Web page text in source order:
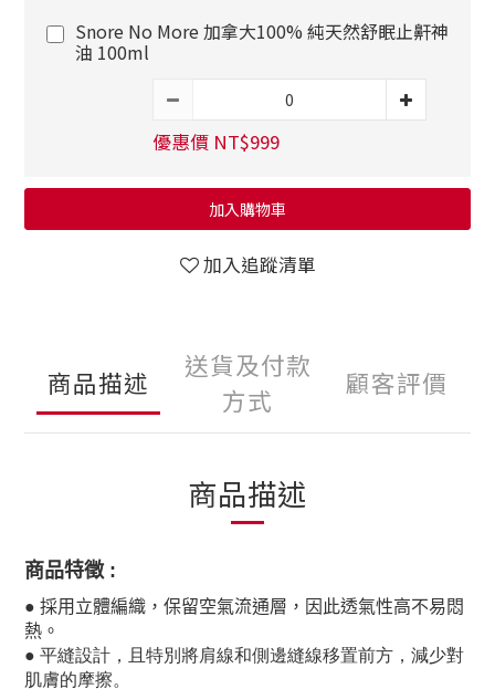
Snore No More 加拿大100% 純天然舒眠止鼾神
油 100ml
優惠價 NT$999
加入購物車
加入追蹤清單
商品描述
送貨及付款
方式
顧客評價
商品描述
商品特徵:
● 採用立體編織，保留空氣流通層，因此透氣性高不易悶
熱。
● 平縫設計，且特別將肩線和側邊縫線移置前方，減少對
肌膚的摩擦。